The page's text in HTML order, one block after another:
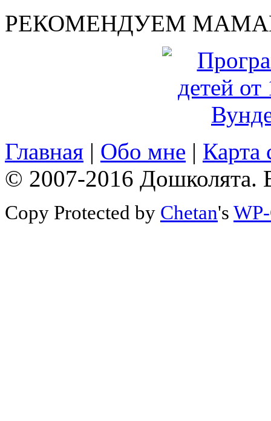
РЕКОМЕНДУЕМ
Главная | Обо мне | Карта
© 2007-2016 Дошколята.
Copy Protected by Chetan's